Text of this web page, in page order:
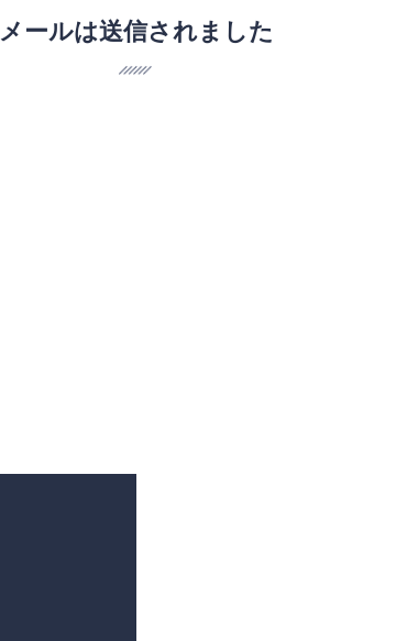
メールは送信されました